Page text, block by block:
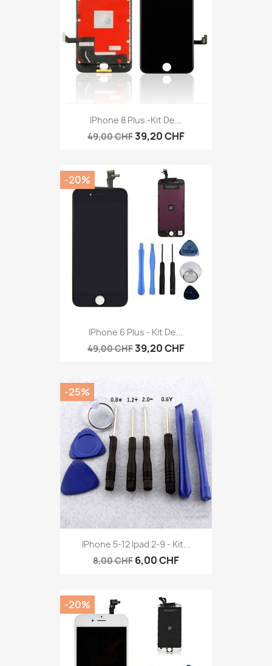
IPhone 8 Plus -Kit De...
49,00 CHF39,20 CHF
IPhone 6 Plus - Kit De...
49,00 CHF39,20 CHF
-20%
IPhone 5-12 Ipad 2-9 - Kit...
8,00 CHF 6,00 CHF
-25%
-20%